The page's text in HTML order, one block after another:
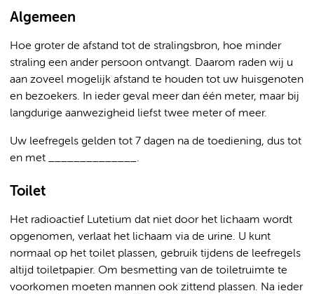
Algemeen
Hoe groter de afstand tot de stralingsbron, hoe minder
straling een ander persoon ontvangt. Daarom raden wij u
aan zoveel mogelijk afstand te houden tot uw huisgenoten
en bezoekers. In ieder geval meer dan één meter, maar bij
langdurige aanwezigheid liefst twee meter of meer.
Uw leefregels gelden tot 7 dagen na de toediening, dus tot
en met ______________.
Toilet
Het radioactief Lutetium dat niet door het lichaam wordt
opgenomen, verlaat het lichaam via de urine. U kunt
normaal op het toilet plassen, gebruik tijdens de leefregels
altijd toiletpapier. Om besmetting van de toiletruimte te
voorkomen moeten mannen ook zittend plassen. Na ieder